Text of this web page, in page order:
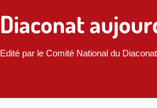
Diaconat
Edité par le Comité National du Diaconat